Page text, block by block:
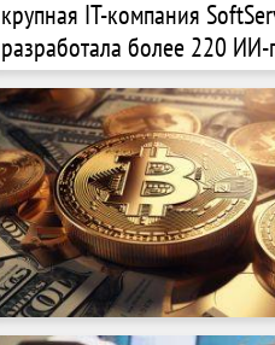
крупная IT-компания
разработала более 220 ИИ-
за два года. Почему она
сторону собственных